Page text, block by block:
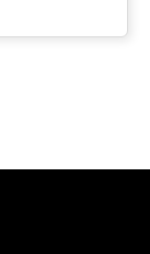
アイコン
処理方式を